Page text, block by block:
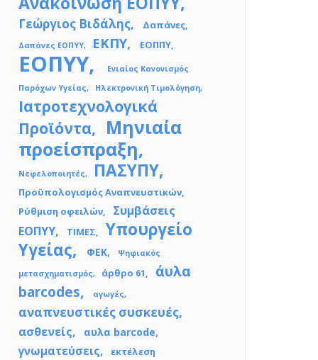
Γεώργιος Βιδάλης Δαπάνες
Δαπάνες ΕΟΠΥΥ ΕΚΠΥ ΕΟΠΠΥ
ΕΟΠΥΥ
Ενιαίος Κανονισμός
Παρόχων Υγείας
Ηλεκτρονική Τιμολόγηση
Ιατροτεχνολογικά
Προϊόντα
Μηνιαία
προείσπραξη
Νεφελοποιητές ΠΑΣΥΠΥ
Προϋπολογισμός Αναπνευστικών
Ρύθμιση οφειλών
Συμβάσεις
ΕΟΠΥΥ
ΤΙΜΕΣ
Υπουργείο
Υγείας
ΦΕΚ Ψηφιακός
μετασχηματισμός άρθρο 61
άυλα
barcodes
αγωγές
αναπνευστικές συσκευές
ασθενείς αυλα barcode
γνωματεύσεις
εκτέλεση